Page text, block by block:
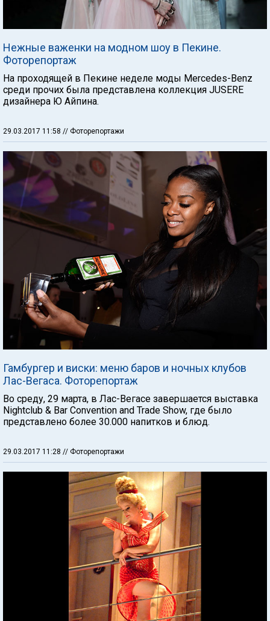
Нежные важенки на модном шоу в Пекине.
Фоторепортаж
На проходящей в Пекине неделе моды Mercedes-Benz
среди прочих была представлена коллекция JUSERE
дизайнера Ю Айпина.
29.03.2017 11:58 // Фоторепортажи
Гамбургер и виски: меню баров и ночных клубов
Лас-Вегаса. Фоторепортаж
Во среду, 29 марта, в Лас-Вегасе завершается выставка
Nightclub & Bar Convention and Trade Show, где было
представлено более 30.000 напитков и блюд.
29.03.2017 11:28 // Фоторепортажи